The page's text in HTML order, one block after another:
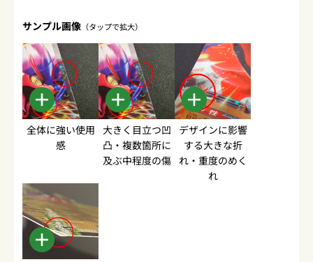
サンプル画像 （タップで拡大）
全体に強い使用
感
大きく目立つ凹
凸・複数箇所に
及ぶ中程度の傷
デザインに影響
する大きな折
れ・重度のめく
れ